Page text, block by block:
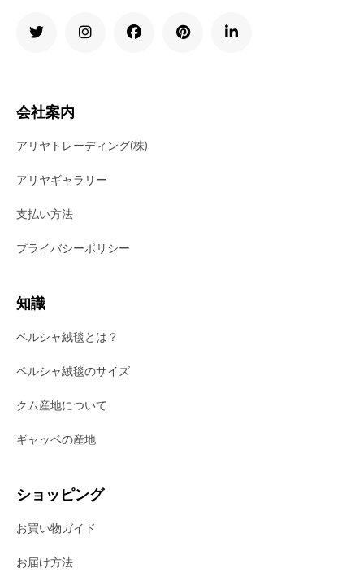
会社案内
アリヤトレーディング(株)
アリヤギャラリー
支払い方法
プライバシーポリシー
知識
ペルシャ絨毯とは？
ペルシャ絨毯のサイズ
クム産地について
ギャッベの産地
ショッピング
お買い物ガイド
お届け方法